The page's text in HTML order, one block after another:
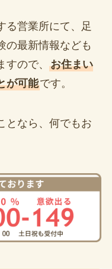
る営業所にて、足
の最新情報なども
ので、 お住まい
が可能です。
となら、何でもお